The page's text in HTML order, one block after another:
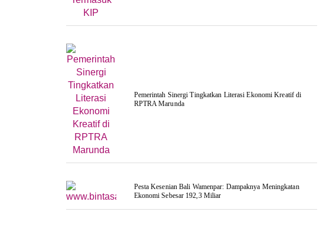
Pemerintah Sinergi Tingkatkan Literasi Ekonomi Kreatif di
RPTRA Marunda
Pesta Kesenian Bali Wamenpar: Dampaknya Meningkatan
Ekonomi Sebesar 192,3 Miliar